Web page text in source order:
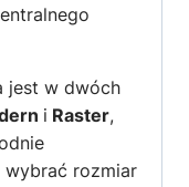
jest w dwóch
i Raster,
rozmiar